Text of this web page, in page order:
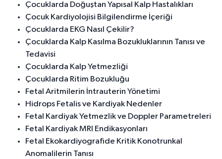
Çocuklarda Doğuştan Yapısal Kalp Hastalıkları
Çocuk Kardiyolojisi Bilgilendirme İçeriği
Çocuklarda EKG Nasıl Çekilir?
Çocuklarda Kalp Kasılma Bozukluklarının Tanısı ve
Tedavisi
Çocuklarda Kalp Yetmezliği
Çocuklarda Ritim Bozukluğu
Fetal Aritmilerin İntrauterin Yönetimi
Hidrops Fetalis ve Kardiyak Nedenler
Fetal Kardiyak Yetmezlik ve Doppler Parametreleri
Fetal Kardiyak MRI Endikasyonları
Fetal Ekokardiyografide Kritik Konotrunkal
Anomalilerin Tanısı